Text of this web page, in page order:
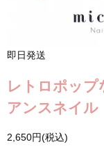
即日発送
レトロポップ
アンスネイル
2,650円(税込)